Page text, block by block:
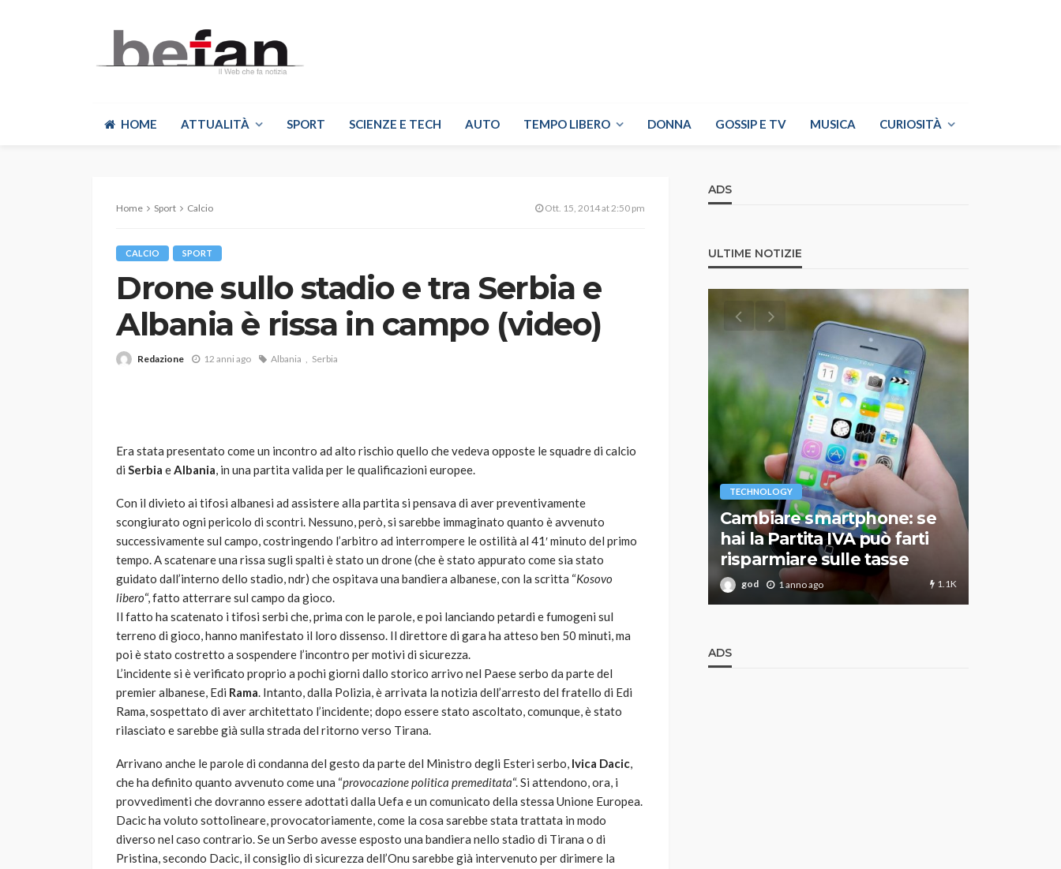
HOME ATTUALITÀ SPORT SCIENZE E TECH AUTO TEMPO LIBERO DONNA GOSSIP E TV MUSICA CURIOSITÀ
Home Sport Calcio Ott. 15, 2014 at 2:50 pm
CALCIO SPORT
Drone sullo stadio e tra Serbia e
Albania è rissa in campo (video)
Redazione 12 anni ago Albania Serbia
Era stata presentato come un incontro ad alto rischio quello che vedeva opposte le squadre di calcio
di Serbia eAlbania, in una partita valida per le qualificazioni europee.
Con il divieto ai tifosi albanesi ad assistere alla partita si pensava di aver preventivamente
scongiurato ogni pericolo di scontri. Nessuno, però, si sarebbe immaginato quanto è avvenuto
successivamente sul campo, costringendo l’arbitro ad interrompere le ostilità al 41′ minuto del primo
tempo. A scatenare una rissa sugli spalti è stato un drone (che è stato appurato come sia stato
guidato dall’interno dello stadio, ndr) che ospitava una bandiera albanese, con la scritta “Kosovo
libero“, fatto atterrare sul campo da gioco.
Il fatto ha scatenato i tifosi serbi che, prima con le parole, e poi lanciando petardi e fumogeni sul
terreno di gioco, hanno manifestato il loro dissenso. Il direttore di gara ha atteso ben 50 minuti, ma
poi è stato costretto a sospendere l’incontro per motivi di sicurezza.
L’incidente si è verificato proprio a pochi giorni dallo storico arrivo nel Paese serbo da parte del
premier albanese, Edi Rama. Intanto, dalla Polizia, è arrivata la notizia dell’arresto del fratello di Edi
Rama, sospettato di aver architettato l’incidente; dopo essere stato ascoltato, comunque, è stato
rilasciato e sarebbe già sulla strada del ritorno verso Tirana.
Arrivano anche le parole di condanna del gesto da parte del Ministro degli Esteri serbo, Ivica Dacic,
che ha definito quanto avvenuto come una “provocazione politica premeditata“. Si attendono, ora, i
provvedimenti che dovranno essere adottati dalla Uefa e un comunicato della stessa Unione Europea.
Dacic ha voluto sottolineare, provocatoriamente, come la cosa sarebbe stata trattata in modo
diverso nel caso contrario. Se un Serbo avesse esposto una bandiera nello stadio di Tirana o di
Pristina, secondo Dacic, il consiglio di sicurezza dell’Onu sarebbe già intervenuto per dirimere la
ADS
ULTIME NOTIZIE
Robot tagliaerba: quale
scegliere per il tuo prato
god 1 anno ago 784
AUTO SPORT
MG alle Final 8 di Coppa
Davis: tennis mondiale e
passione per
l’automobilismo
abbracciano la stessa causa
god 9 mesi ago
TECHNOLOGY
Cambiare smartphone: se
hai la Partita IVA può farti
risparmiare sulle tasse
god 1 anno ago 1.1K
ADS